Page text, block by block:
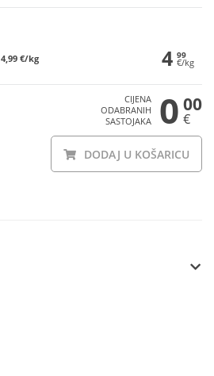
4,99 €/kg 4 99
€/kg
CIJENA
ODABRANIH
SASTOJAKA
0 00
€
DODAJ U KOŠARICU